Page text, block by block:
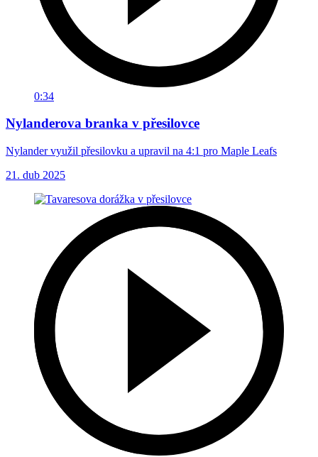
0:34
Nylanderova branka v přesilovce
Nylander využil přesilovku a upravil na 4:1 pro Maple Leafs
21. dub 2025